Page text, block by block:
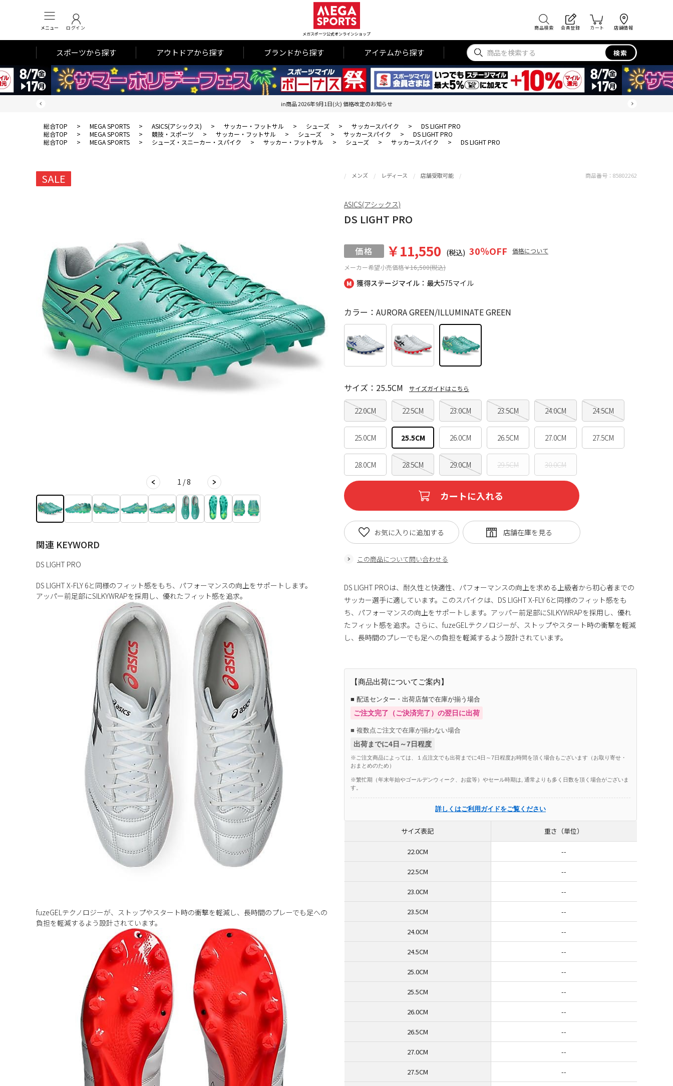
メニュー ログイン
メガスポーツ公式オンラインショップ
商品検索 会員登録 カート 店舗情報
スポーツから探す アウトドアから探す ブランドから探す アイテムから探す 検索
in商品 2026年9月1日(火) 価格改定のお知らせ
総合TOP > MEGA SPORTS > ASICS(アシックス) > サッカー・フットサル > シューズ > サッカースパイク >
DS LIGHT PRO
総合TOP
> MEGA SPORTS > 競技・スポーツ > サッカー・フットサル > シューズ > サッカースパイク >
DS LIGHT PRO
総合TOP
> MEGA SPORTS > シューズ・スニーカー・スパイク > サッカー・フットサル > シューズ > サッカースパイク > DS LIGHT PRO
SALE
1 / 8
関連 KEYWORD
DS LIGHT PRO
DS LIGHT X-FLY 6と同様のフィット感をもち、パフォーマンスの向上をサポートします。
アッパー前足部にSILKYWRAPを採用し、優れたフィット感を追求。
fuzeGELテクノロジーが、ストップやスタート時の衝撃を軽減し、長時間のプレーでも足への
負担を軽減するよう設計されています。
獲得ステージマイル：最大575マイル
メンズ レディース 店舗受取可能
DS LIGHT PRO
メーカー希望小売価格￥16,500(税込)
￥11,550 (税込) 30％OFF 価格について
カラー：AURORA GREEN/ILLUMINATE GREEN
22.0CM 22.5CM 23.0CM 23.5CM 24.0CM 24.5CM
25.0CM 25.5CM 26.0CM 26.5CM 27.0CM 27.5CM
28.0CM 28.5CM 29.0CM 29.5CM 30.0CM
サイズ：25.5CM サイズガイドはこちら
カートに入れる
この商品について問い合わせる
お気に入りに追加する
商品番号： 85802262
ASICS(アシックス)
DS LIGHT PROは、耐久性と快適性、パフォーマンスの向上を求める上級者から初心者までの
サッカー選手に適しています。このスパイクは、DS LIGHT X-FLY 6と同様のフィット感をも
ち、パフォーマンスの向上をサポートします。アッパー前足部にSILKYWRAPを採用し、優れ
たフィット感を追求。さらに、fuzeGELテクノロジーが、ストップやスタート時の衝撃を軽減
し、長時間のプレーでも足への負担を軽減するよう設計されています。
【商品出荷についてご案内】
■ 配送センター・出荷店舗で在庫が揃う場合
ご注文完了（ご決済完了）の翌日に出荷
■ 複数点ご注文で在庫が揃わない場合
出荷までに4日～7日程度
※ご注文商品によっては、１点注文でも出荷までに4日～7日程度お時間を頂く場合もございます（お取り寄せ・
おまとめのため）
※繁忙期（年末年始やゴールデンウィーク、お盆等）やセール時期は, 通常よりも多く日数を頂く場合がございま
す。
詳しくはご利用ガイドをご覧ください
サイズ表記 重さ（単位）
22.0CM --
22.5CM --
23.0CM --
23.5CM --
24.0CM --
24.5CM --
25.0CM --
25.5CM --
26.0CM --
26.5CM --
27.0CM --
27.5CM --